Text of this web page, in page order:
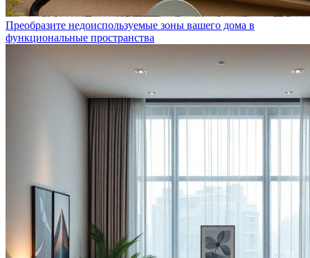
Преобразите недоиспользуемые зоны вашего дома в
функциональные пространства